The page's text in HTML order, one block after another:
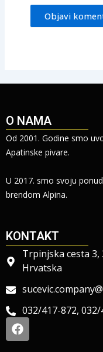
O NAMA
Od 2001. Godine smo
Apatinske pivare.
U 2017. smo svoju
brendom Alpina.
KONTAKT
Trpinjska cesta 3,
Hrvatska
032/417-872, 032/
F
a
c